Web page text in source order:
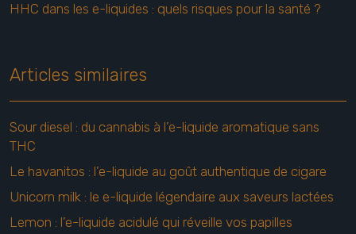
HHC dans les e-liquides : quels risques pour la santé ?
Articles similaires
Sour diesel : du cannabis à l’e-liquide aromatique sans
THC
Le havanitos : l’e-liquide au goût authentique de cigare
Unicorn milk : le e-liquide légendaire aux saveurs lactées
Lemon : l’e-liquide acidulé qui réveille vos papilles